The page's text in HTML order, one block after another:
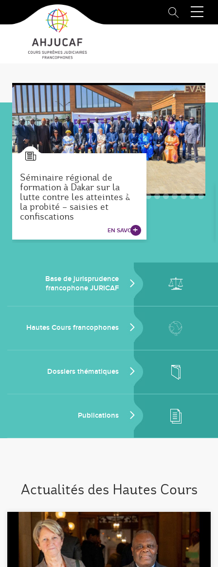
principal
Séminaire régional de
formation à Dakar sur la
lutte contre les atteintes à
la probité – saisies et
conﬁscations
EN SAVOIR
Base de jurisprudence
francophone JURICAF
Hautes Cours francophones
Dossiers thématiques
Publications
Actualités des Hautes Cours